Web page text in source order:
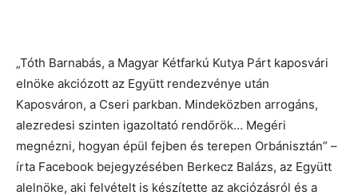
„Tóth Barnabás, a Magyar Kétfarkú Kutya Párt kaposvári
elnöke akciózott az Együtt rendezvénye után
Kaposváron, a Cseri parkban. Mindeközben arrogáns,
alezredesi szinten igazoltató rendőrök… Megéri
megnézni, hogyan épül fejben és terepen Orbánisztán” –
írta Facebook bejegyzésében Berkecz Balázs, az Együtt
alelnöke, aki felvételt is készítette az akciózásról és a